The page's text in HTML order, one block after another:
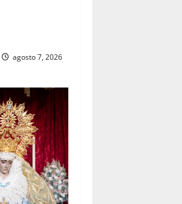
agosto 7, 2026